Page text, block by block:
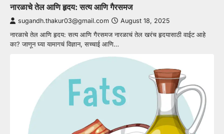
नारळाचे तेल आणि हृदय: सत्य आणि गैरसमज
sugandh.thakur03@gmail.com August 18, 2025
नारळाचे तेल आणि हृदय: सत्य आणि गैरसमज नारळाचं तेल खरंच हृदयासाठी वाईट आहे
का? जाणून घ्या यामागचं विज्ञान, सच्चाई आणि…